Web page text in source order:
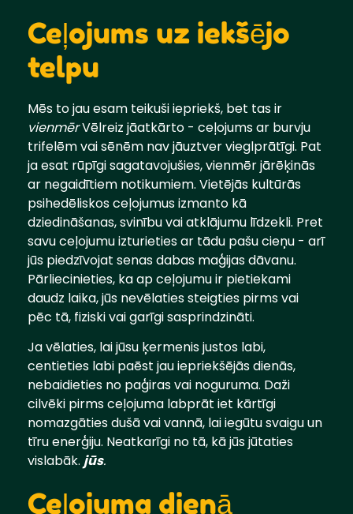
Ceļojums uz iekšējo
telpu
Mēs to jau esam teikuši iepriekš, bet tas ir
vienmērVēlreiz jāatkārto - ceļojums ar burvju
trifelēm vai sēnēm nav jāuztver vieglprātīgi. Pat
ja esat rūpīgi sagatavojušies, vienmēr jārēķinās
ar negaidītiem notikumiem. Vietējās kultūrās
psihedēliskos ceļojumus izmanto kā
dziedināšanas, svinību vai atklājumu līdzekli. Pret
savu ceļojumu izturieties ar tādu pašu cieņu - arī
jūs piedzīvojat senas dabas maģijas dāvanu.
Pārliecinieties, ka ap ceļojumu ir pietiekami
daudz laika, jūs nevēlaties steigties pirms vai
pēc tā, fiziski vai garīgi sasprindzināti.
Ja vēlaties, lai jūsu ķermenis justos labi,
centieties labi paēst jau iepriekšējās dienās,
nebaidieties no paģiras vai noguruma. Daži
cilvēki pirms ceļojuma labprāt iet kārtīgi
nomazgāties dušā vai vannā, lai iegūtu svaigu un
tīru enerģiju. Neatkarīgi no tā, kā jūs jūtaties
vislabāk. jūs.
Ceļojuma dienā